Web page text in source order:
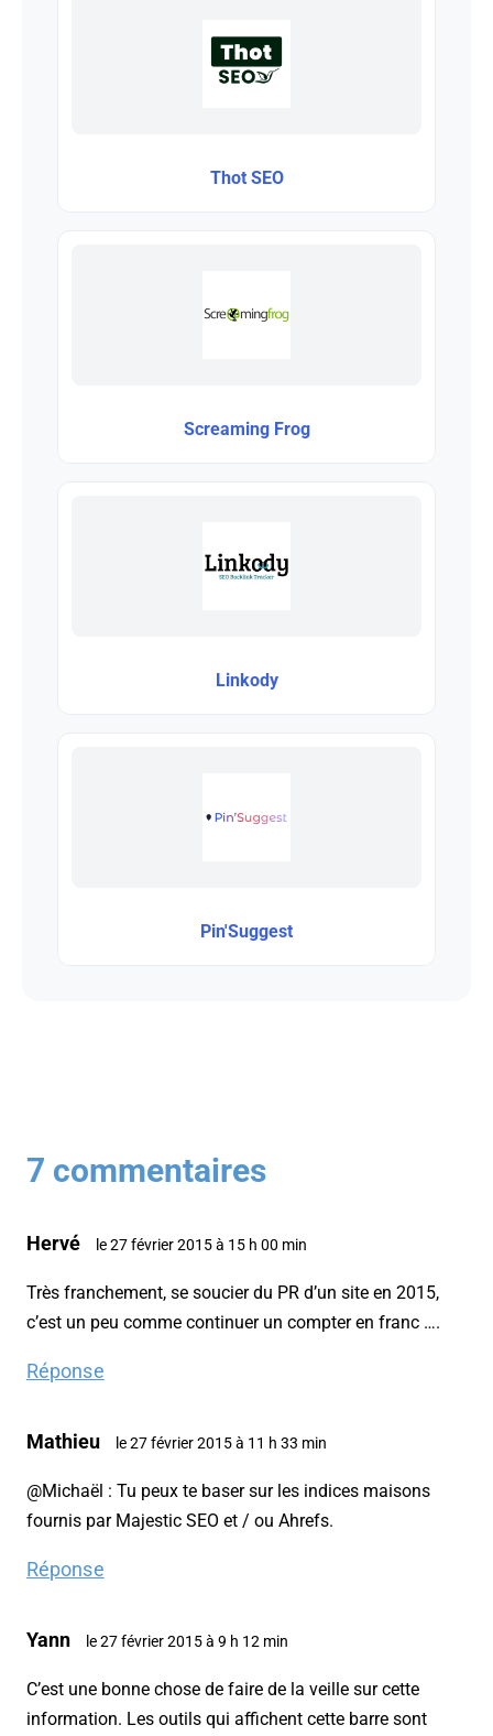
Thot SEO
Screaming Frog
Linkody
Pin'Suggest
7 commentaires
Hervé le 27 février 2015 à 15 h 00 min
Très franchement, se soucier du PR d’un site en 2015,
c’est un peu comme continuer un compter en franc ….
Réponse
Mathieu le 27 février 2015 à 11 h 33 min
@Michaël : Tu peux te baser sur les indices maisons
fournis par Majestic SEO et / ou Ahrefs.
Réponse
Yann le 27 février 2015 à 9 h 12 min
C’est une bonne chose de faire de la veille sur cette
information. Les outils qui affichent cette barre sont